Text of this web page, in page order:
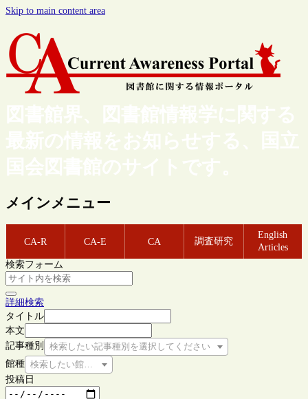
Skip to main content area
図書館界、図書館情報学に関する
最新の情報をお知らせする、国立
国会図書館のサイトです。
メインメニュー
CA-R CA-E CA 調査研究
English
Articles
検索フォーム
詳細検索
タイトル
本文
記事種別
検索したい記事種別を選択してください
館種 検索したい館種を選択してください
投稿日